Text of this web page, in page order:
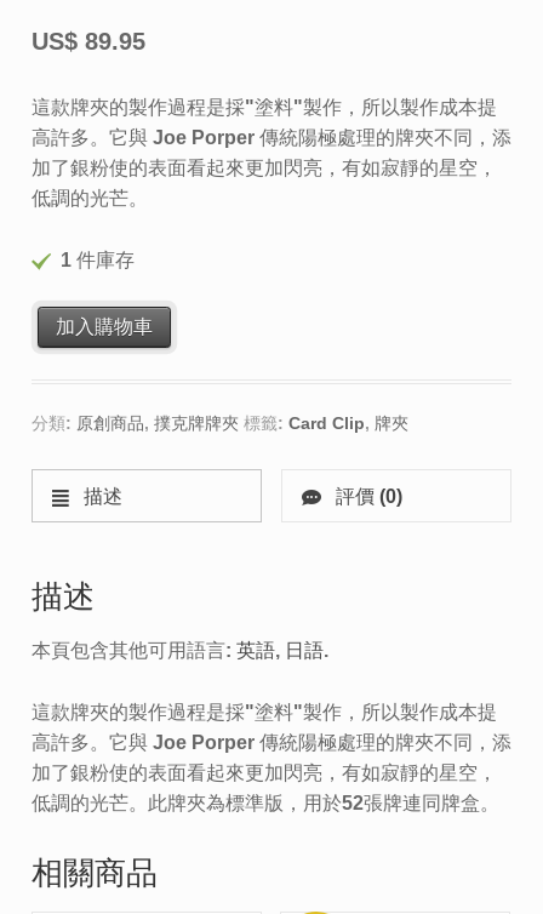
US$89.95
這款牌夾的製作過程是採"塗料"製作，所以製作成本提
高許多。它與 Joe Porper 傳統陽極處理的牌夾不同，添
加了銀粉使的表面看起來更加閃亮，有如寂靜的星空，
低調的光芒。
1 件庫存
加入購物車
分類: 原創商品, 撲克牌牌夾 標籤: Card Clip, 牌夾
描述 評價 (0)
描述
本頁包含其他可用語言: 英語 日語.
這款牌夾的製作過程是採"塗料"製作，所以製作成本提
高許多。它與 Joe Porper 傳統陽極處理的牌夾不同，添
加了銀粉使的表面看起來更加閃亮，有如寂靜的星空，
低調的光芒。此牌夾為標準版，用於52張牌連同牌盒。
相關商品